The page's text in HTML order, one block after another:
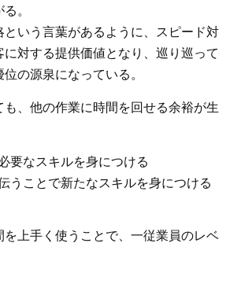
。
いう言葉があるように、スピード対
対する提供価値となり、巡り巡って
の源泉になっている。
、他の作業に時間を回せる余裕が生
要なスキルを身につける
うことで新たなスキルを身につける
上手く使うことで、一従業員のレベ